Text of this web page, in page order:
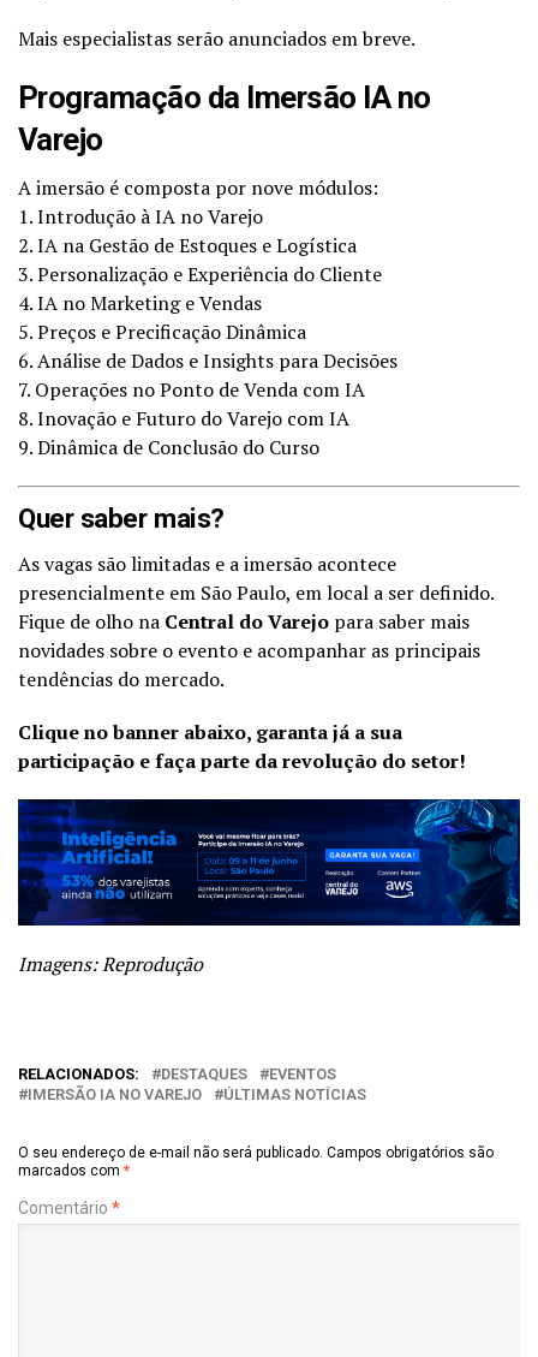
Mais especialistas serão anunciados em breve.
Programação da Imersão IA no
Varejo
A imersão é composta por nove módulos:
1. Introdução à IA no Varejo
2. IA na Gestão de Estoques e Logística
3. Personalização e Experiência do Cliente
4. IA no Marketing e Vendas
5. Preços e Precificação Dinâmica
6. Análise de Dados e Insights para Decisões
7. Operações no Ponto de Venda com IA
8. Inovação e Futuro do Varejo com IA
9. Dinâmica de Conclusão do Curso
Quer saber mais?
As vagas são limitadas e a imersão acontece
presencialmente em São Paulo, em local a ser definido.
Fique de olho na Central do Varejo para saber mais
novidades sobre o evento e acompanhar as principais
tendências do mercado.
Clique no banner abaixo, garanta já a sua
participação e faça parte da revolução do setor!
Imagens: Reprodução
RELACIONADOS: DESTAQUES
EVENTOS
IMERSÃO IA NO VAREJO
ÚLTIMAS NOTÍCIAS
O seu endereço de e-mail não será publicado. Campos obrigatórios são
marcados com *
Comentário *